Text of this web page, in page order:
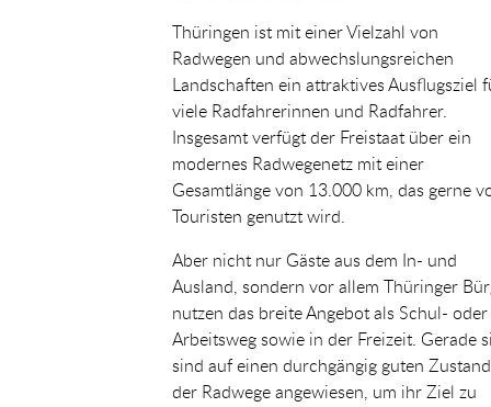
Thüringen ist mit einer Vielzahl von
Radwegen und abwechslungsreichen
Landschaften ein attraktives Ausflugsziel
viele Radfahrerinnen und Radfahrer.
Insgesamt verfügt der Freistaat über ein
modernes Radwegenetz mit einer
Gesamtlänge von 13.000 km, das gerne
Touristen genutzt wird.
Aber nicht nur Gäste aus dem In- und
Ausland, sondern vor allem Thüringer
nutzen das breite Angebot als Schul- oder
Arbeitsweg sowie in der Freizeit. Gerade
sind auf einen durchgängig guten Zustand
der Radwege angewiesen, um ihr Ziel zu